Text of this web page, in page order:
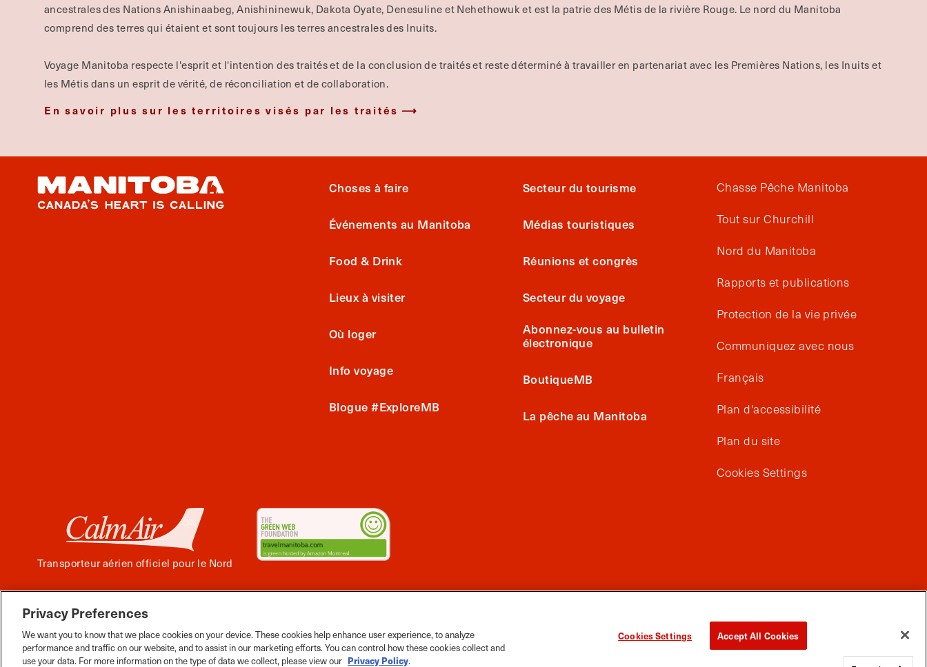
ancestrales des Nations Anishinaabeg, Anishininewuk, Dakota Oyate, Denesuline et Nehethowuk et est la patrie des Métis de la rivière Rouge. Le nord du Manitoba
comprend des terres qui étaient et sont toujours les terres ancestrales des Inuits.
Voyage Manitoba respecte l'esprit et l'intention des traités et de la conclusion de traités et reste déterminé à travailler en partenariat avec les Premières Nations, les Inuits et
les Métis dans un esprit de vérité, de réconciliation et de collaboration.
En savoir plus sur les territoires visés par les traités
Choses à faire
Événements au Manitoba
Food & Drink
Lieux à visiter
Où loger
Info voyage
Blogue #ExploreMB
Secteur du tourisme
Médias touristiques
Réunions et congrès
Secteur du voyage
Abonnez-vous au bulletin
électronique
BoutiqueMB
La pêche au Manitoba
Chasse Pêche Manitoba
Tout sur Churchill
Nord du Manitoba
Rapports et publications
Protection de la vie privée
Communiquez avec nous
Français
Plan d'accessibilité
Plan du site
Cookies Settings
FacebookInstagram
Twitter
Transporteur aérien officiel pour le Nord
Privacy Preferences
We want you to know that we place cookies on your device. These cookies help enhance user experience, to analyze
performance and traffic on our website, and to assist in our marketing efforts. You can control how these cookies collect and
use your data. For more information on the type of data we collect, please view our Privacy Policy.
Cookies Settings Accept All Cookies